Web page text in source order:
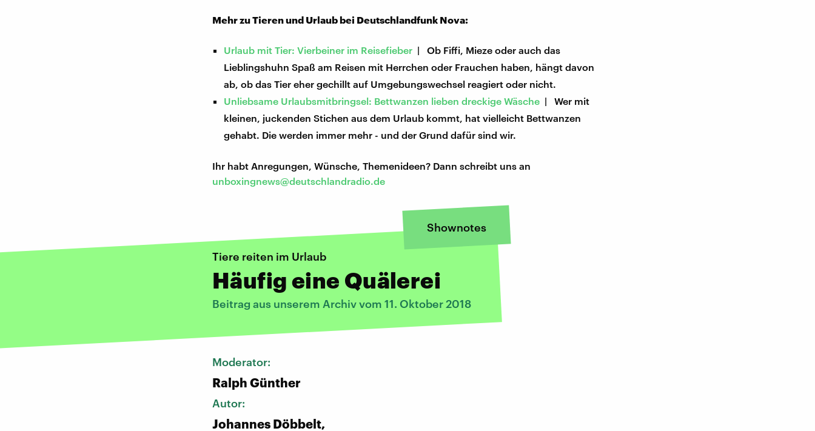
Mehr zu Tieren und Urlaub bei Deutschlandfunk Nova:
Urlaub mit Tier: Vierbeiner im Reisefieber | Ob Fiffi, Mieze oder auch das
Lieblingshuhn Spaß am Reisen mit Herrchen oder Frauchen haben, hängt davon
ab, ob das Tier eher gechillt auf Umgebungswechsel reagiert oder nicht.
Unliebsame Urlaubsmitbringsel: Bettwanzen lieben dreckige Wäsche | Wer mit
kleinen, juckenden Stichen aus dem Urlaub kommt, hat vielleicht Bettwanzen
gehabt. Die werden immer mehr - und der Grund dafür sind wir.
Ihr habt Anregungen, Wünsche, Themenideen? Dann schreibt uns an
unboxingnews@deutschlandradio.de
Shownotes
Tiere reiten im Urlaub
Häufig eine Quälerei
Beitrag aus unserem Archiv vom 11. Oktober 2018
Moderator:
Ralph Günther
Autor:
Johannes Döbbelt,